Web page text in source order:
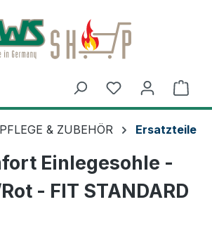
& ZUBEHÖR Ersatzteile
Einlegesohle -
- FIT STANDARD